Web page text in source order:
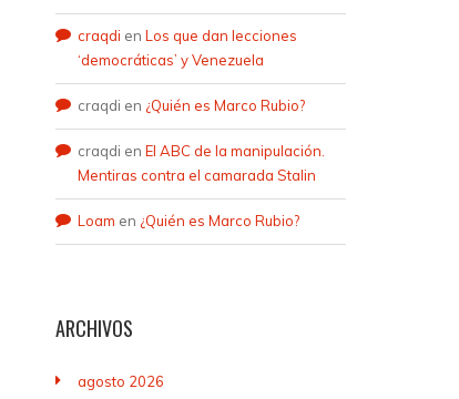
craqdi en Los que dan lecciones
‘democráticas’ y Venezuela
craqdi en ¿Quién es Marco Rubio?
craqdi en El ABC de la manipulación.
Mentiras contra el camarada Stalin
Loam en ¿Quién es Marco Rubio?
ARCHIVOS
agosto 2026